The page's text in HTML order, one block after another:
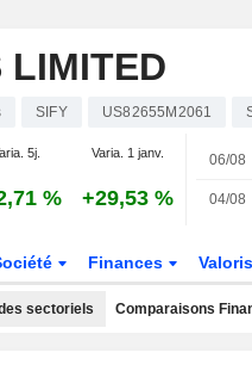
LIMITED
SIFY US82655M2061
5j. Varia. 1 janv.
% +29,53 %
06/08
04/08
Finances
sectoriels Comparaisons